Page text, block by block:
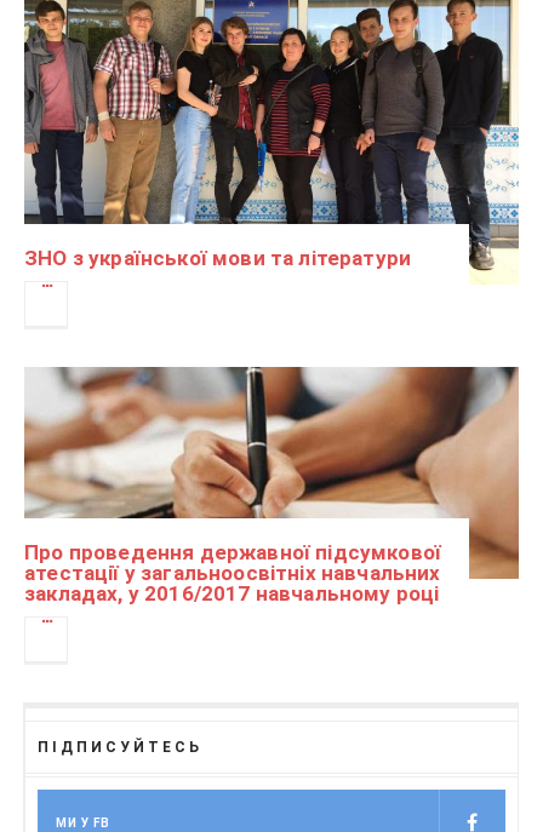
ЗНО з української мови та літератури
Про проведення державної підсумкової
атестації у загальноосвітніх навчальних
закладах, у 2016/2017 навчальному році
ПІДПИСУЙТЕСЬ
МИ У FB